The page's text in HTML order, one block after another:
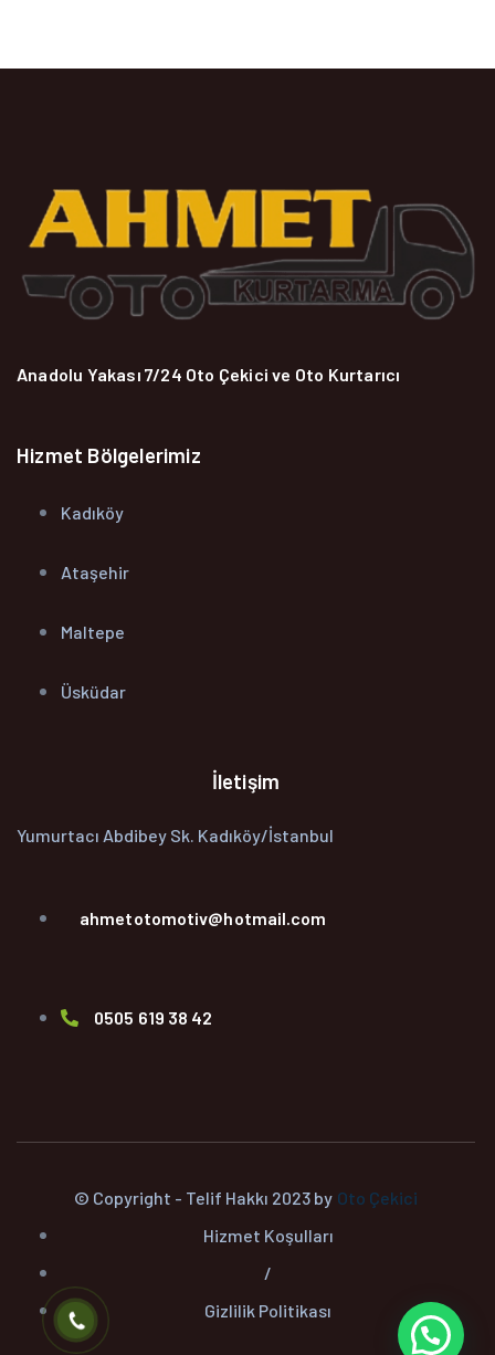
Anadolu Yakası 7/24 Oto Çekici ve Oto Kurtarıcı
Hizmet Bölgelerimiz
Kadıköy
Ataşehir
Maltepe
Üsküdar
İletişim
Yumurtacı Abdibey Sk. Kadıköy/İstanbul
ahmetotomotiv@hotmail.com
0505 619 38 42
© Copyright - Telif Hakkı 2023 by Oto Çekici
Hizmet Koşulları
/
Gizlilik Politikası